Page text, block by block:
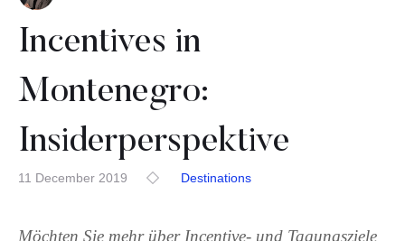
Incentives in
Montenegro:
Insiderperspektive
11 December 2019 Destinations
Möchten Sie mehr über Incentive- und Tagungsziele